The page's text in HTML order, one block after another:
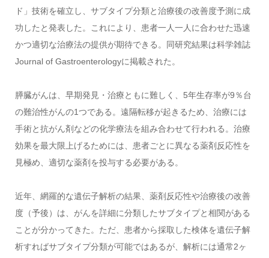
ド」技術を確立し、サブタイプ分類と治療後の改善度予測に成
功したと発表した。これにより、患者一人一人に合わせた迅速
かつ適切な治療法の提供が期待できる。同研究結果は科学雑誌
Journal of Gastroenterologyに掲載された。
膵臓がんは、早期発見・治療ともに難しく、5年生存率が9％台
の難治性がんの1つである。遠隔転移が起きるため、治療には
手術と抗がん剤などの化学療法を組み合わせて行われる。治療
効果を最大限上げるためには、患者ごとに異なる薬剤反応性を
見極め、適切な薬剤を投与する必要がある。
近年、網羅的な遺伝子解析の結果、薬剤反応性や治療後の改善
度（予後）は、がんを詳細に分類したサブタイプと相関がある
ことが分かってきた。ただ、患者から採取した検体を遺伝子解
析すればサブタイプ分類が可能ではあるが、解析には通常2ヶ